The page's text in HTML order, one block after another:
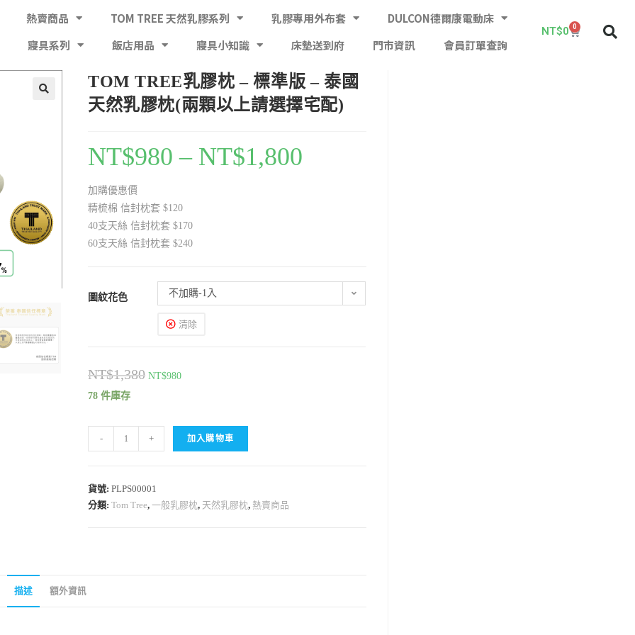
熱賣商品 TOM TREE 天然乳膠系列 乳膠專用外布套
DULCON德爾康電動床
寢具系列
飯店用品 寢具小知識 床墊送到府 門市資訊 會員訂單查詢
NT$0 0
TOM TREE乳膠枕 – 標準版 – 泰國
天然乳膠枕(兩顆以上請選擇宅配)
NT$980 – NT$1,800
加購優惠價
精梳棉 信封枕套 $120
40支天絲 信封枕套 $170
60支天絲 信封枕套 $240
圖紋花色 不加購-1入
清除
NT$1,380 NT$980
78 件庫存
- + 加入購物車
貨號:PLPS00001
分類:Tom Tree,一般乳膠枕, 天然乳膠枕, 熱賣商品
描述 額外資訊